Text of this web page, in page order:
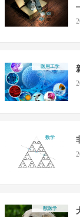
医用工学
数学
獣医学